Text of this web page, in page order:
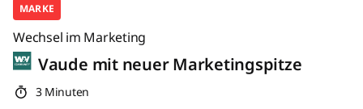
MARKE
Wechsel im Marketing
Vaude mit neuer Marketingspitze
3 Minuten